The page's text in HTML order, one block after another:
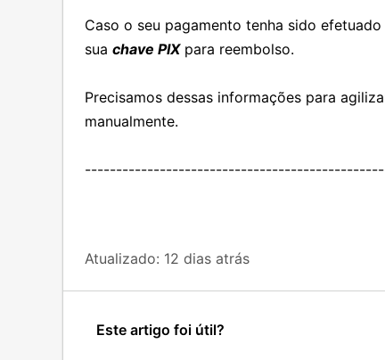
Caso o seu pagamento tenha sido
suachave PIXpara reembolso.
Precisamos dessas informações para
manualmente.
Atualizado: 12 dias atrás
Este artigo foi útil?